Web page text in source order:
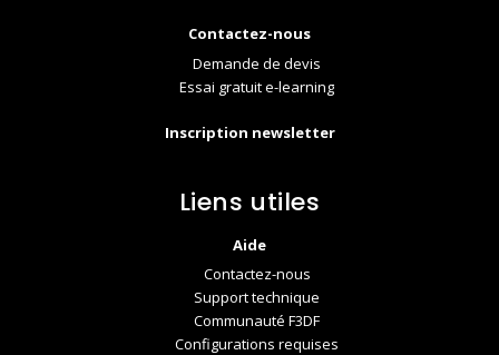
Contactez-nous
Demande de devis
Essai gratuit e-learning
Inscription newsletter
Liens utiles
Aide
Contactez-nous
Support technique
Communauté F3DF
Configurations requises